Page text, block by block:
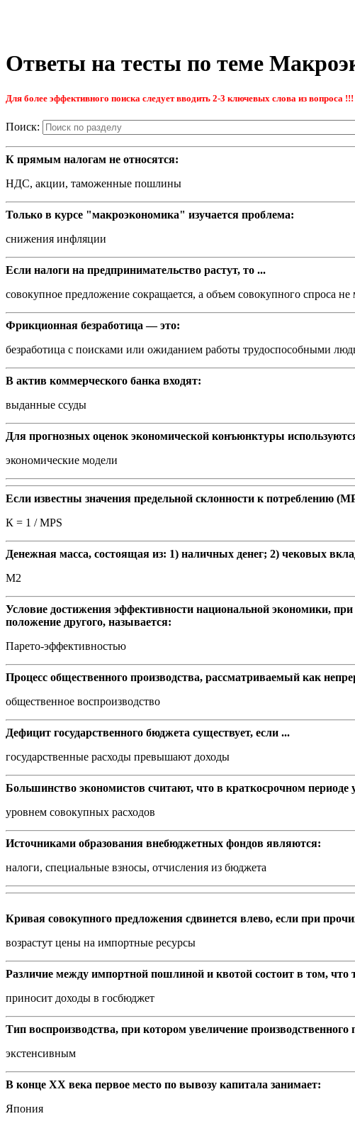
Ответы на тесты по теме
Для более эффективного поиска следует вводить 2-3 ключевых слова из вопроса !!!
Поиск:
К прямым налогам не относятся:
НДС, акции, таможенные пошлины
Только в курсе "макроэкономика" изучается проблема:
снижения инфляции
Если налоги на предпринимательство растут, то ...
совокупное предложение сокращается, а объем совокупного спроса не
Фрикционная безработица — это:
безработица с поисками или ожиданием работы трудоспособными
В актив коммерческого банка входят:
выданные ссуды
Для прогнозных оценок экономической конъюнктуры
экономические модели
Если известны значения предельной склонности к потреблению
К = 1 / MPS
Денежная масса, состоящая из: 1) наличных денег; 2) чековых
М2
Условие достижения эффективности национальной экономики,
положение другого, называется:
Парето-эффективностью
Процесс общественного производства, рассматриваемый как
общественное воспроизводство
Дефицит государственного бюджета существует, если ...
государственные расходы превышают доходы
Большинство экономистов считают, что в краткосрочном периоде
уровнем совокупных расходов
Источниками образования внебюджетных фондов являются:
налоги, специальные взносы, отчисления из бюджета
Кривая совокупного предложения сдвинется влево, если при
возрастут цены на импортные ресурсы
Различие между импортной пошлиной и квотой состоит в том, что
приносит доходы в госбюджет
Тип воспроизводства, при котором увеличение
экстенсивным
В конце ХХ века первое место по вывозу капитала занимает:
Япония